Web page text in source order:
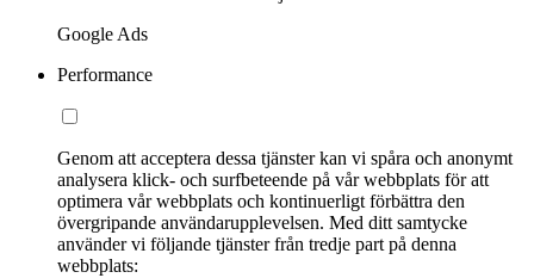
Google Ads
Performance
Genom att acceptera dessa tjänster kan vi spåra och anonymt
analysera klick- och surfbeteende på vår webbplats för att
optimera vår webbplats och kontinuerligt förbättra den
övergripande användarupplevelsen. Med ditt samtycke
använder vi följande tjänster från tredje part på denna
webbplats: